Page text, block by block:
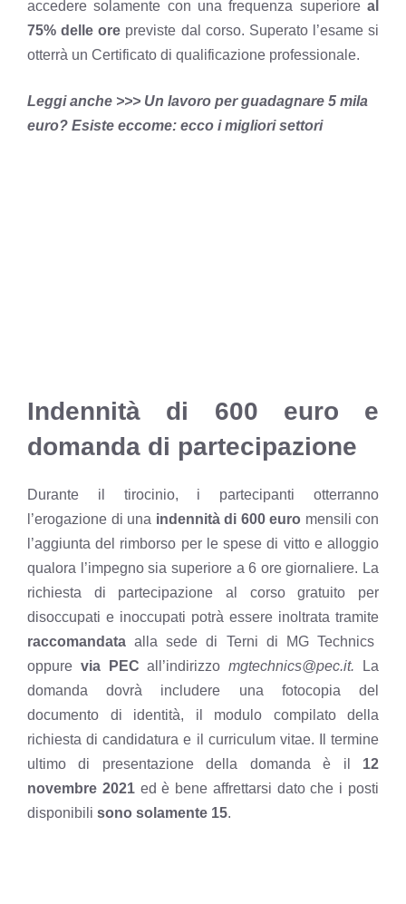
accedere solamente con una frequenza superiore al
75% delle ore previste dal corso. Superato l’esame si
otterrà un Certificato di qualificazione professionale.
Leggi anche >>> Un lavoro per guadagnare 5 mila
euro? Esiste eccome: ecco i migliori settori
Indennità di 600 euro e
domanda di partecipazione
Durante il tirocinio, i partecipanti otterranno
l’erogazione di una indennità di 600 euro mensili con
l’aggiunta del rimborso per le spese di vitto e alloggio
qualora l’impegno sia superiore a 6 ore giornaliere. La
richiesta di partecipazione al corso gratuito per
disoccupati e inoccupati potrà essere inoltrata tramite
raccomandata alla sede di Terni di MG Technics
oppure via PEC all’indirizzomgtechnics@pec.it.
La
domanda dovrà includere una fotocopia del
documento di identità, il modulo compilato della
richiesta di candidatura e il curriculum vitae. Il termine
ultimo di presentazione della domanda è il 12
novembre 2021ed è bene affrettarsi dato che i posti
disponibili sono solamente 15.